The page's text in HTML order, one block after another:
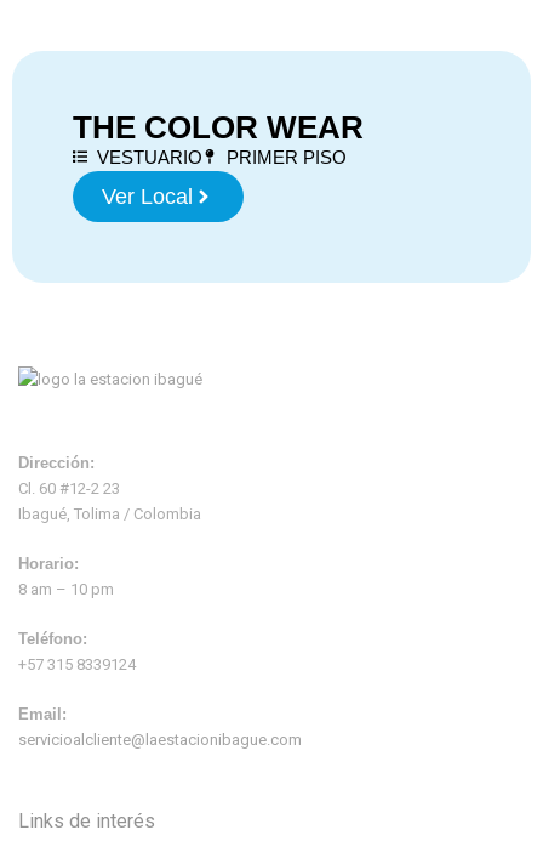
THE COLOR WEAR
VESTUARIO PRIMER PISO
Ver Local
Dirección:
Cl. 60 #12-2 23
Ibagué, Tolima / Colombia
Horario:
8 am – 10 pm
Teléfono:
+57 315 8339124
Email:
servicioalcliente@laestacionibague.com
Links de interés